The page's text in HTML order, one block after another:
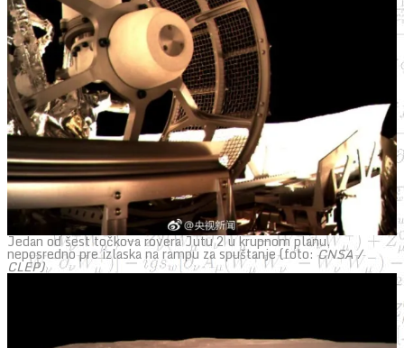
Jedan od šest točkova rovera Jutu 2 u krupnom planu,
neposredno pre izlaska na rampu za spuštanje (foto:CNSA /
CLEP)